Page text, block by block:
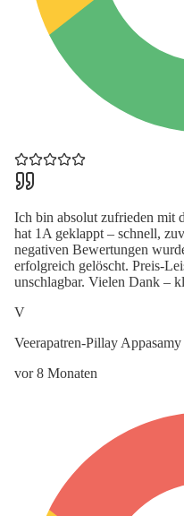
Ich bin absolut zufrieden mit
hat 1A geklappt – schnell,
negativen Bewertungen
erfolgreich gelöscht. Preis-
unschlagbar. Vielen Dank –
V
Veerapatren-Pillay Appasamy
vor 8 Monaten